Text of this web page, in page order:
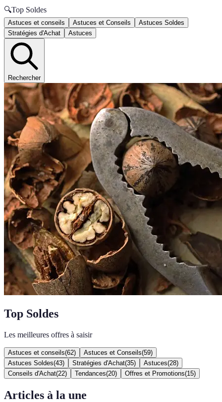
🔍Top Soldes
Astuces et conseils Astuces et Conseils
Astuces Soldes
Stratégies d'Achat
Astuces
Rechercher
Top Soldes
Les meilleures offres à saisir
Astuces et conseils(62) Astuces et Conseils(59)
Astuces Soldes(43) Stratégies d'Achat(35) Astuces(28)
Conseils d'Achat(22) Tendances(20) Offres et Promotions(15)
Articles à la une